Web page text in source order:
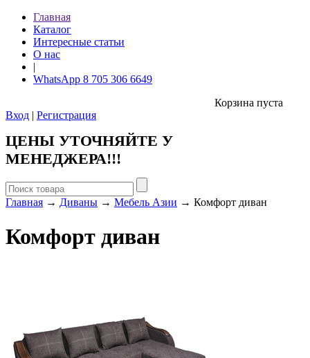
Главная
Каталог
Интересные статьи
О нас
|
WhatsApp 8 705 306 6649
Корзина пуста
Вход | Регистрация
ЦЕНЫ УТОЧНЯЙТЕ У
МЕНЕДЖЕРА!!!
Главная → Диваны → Мебель Азии → Комфорт диван
Комфорт диван